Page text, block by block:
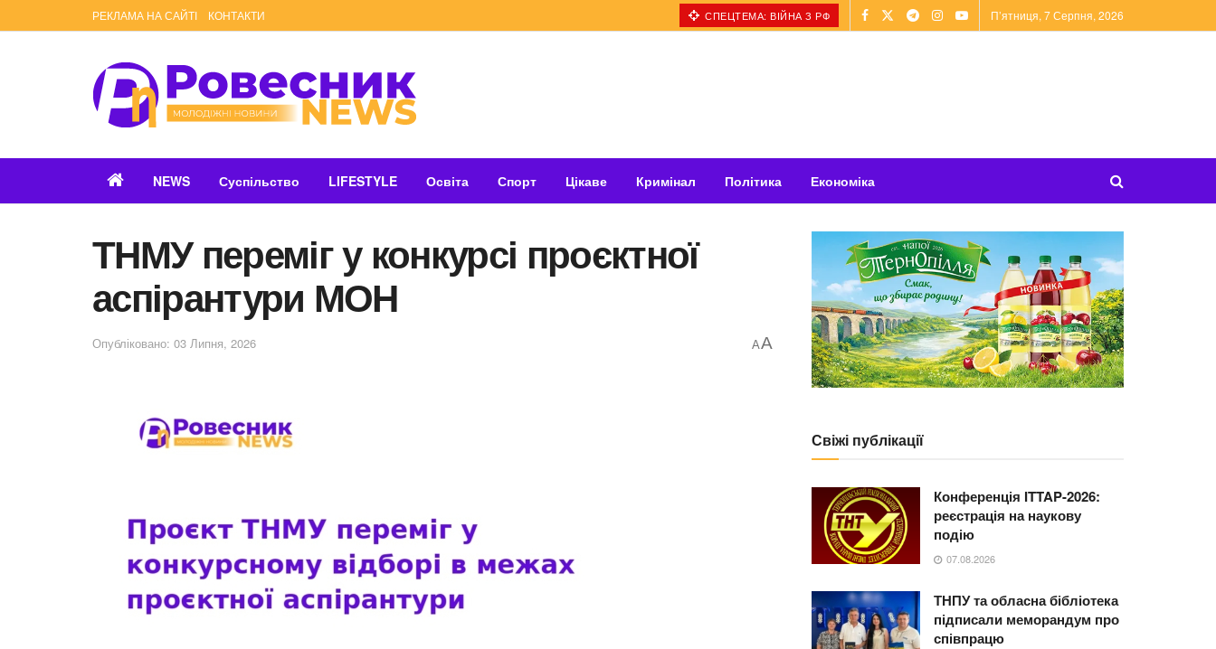
РЕКЛАМА НА САЙТІ КОНТАКТИ СПЕЦТЕМА: ВІЙНА З РФ П’ятниця, 7 Серпня, 2026
NEWS Суспільство LIFESTYLE Освіта Спорт Цікаве Кримінал Політика Економіка
ТНМУ переміг у конкурсі проєктної
аспірантури МОН
Опубліковано: 03 Липня, 2026 AA
Свіжі публікації
Конференція ITTAP-2026:
реєстрація на наукову
подію
07.08.2026
ТНПУ та обласна бібліотека
підписали меморандум про
співпрацю